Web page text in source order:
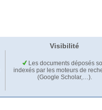
Visibilité
Les documents déposés
indexés par les moteurs de
(Google Scholar,…).